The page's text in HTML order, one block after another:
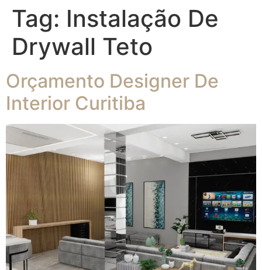
Tag: Instalação De
Drywall Teto
Orçamento Designer De
Interior Curitiba